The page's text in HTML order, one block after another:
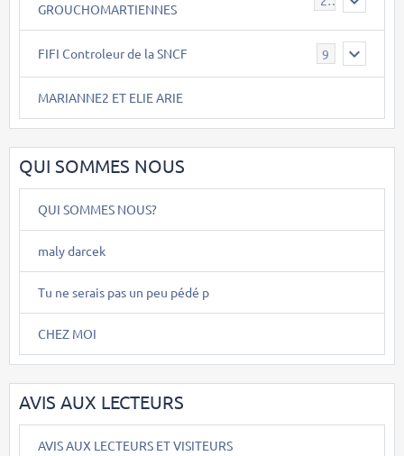
GROUCHOMARTIENNES
FIFI Controleur de la SNCF 9
MARIANNE2 ET ELIE ARIE
QUI SOMMES NOUS
QUI SOMMES NOUS?
maly darcek
Tu ne serais pas un peu pédé p
CHEZ MOI
AVIS AUX LECTEURS
AVIS AUX LECTEURS ET VISITEURS